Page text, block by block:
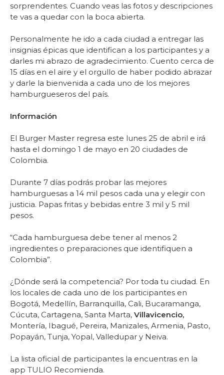
sorprendentes. Cuando veas las fotos y descripciones
te vas a quedar con la boca abierta.
Personalmente he ido a cada ciudad a entregar las
insignias épicas que identifican a los participantes y a
darles mi abrazo de agradecimiento. Cuento cerca de
15 días en el aire y el orgullo de haber podido abrazar
y darle la bienvenida a cada uno de los mejores
hamburgueseros del país.
Información
El Burger Master regresa este lunes 25 de abril e irá
hasta el domingo 1 de mayo en 20 ciudades de
Colombia.
Durante 7 días podrás probar las mejores
hamburguesas a 14 mil pesos cada una y elegir con
justicia. Papas fritas y bebidas entre 3 mil y 5 mil
pesos.
“Cada hamburguesa debe tener al menos 2
ingredientes o preparaciones que identifiquen a
Colombia”.
¿Dónde será la competencia? Por toda tu ciudad. En
los locales de cada uno de los participantes en
Bogotá, Medellín, Barranquilla, Cali, Bucaramanga,
Cúcuta, Cartagena, Santa Marta, Villavicencio,
Montería, Ibagué, Pereira, Manizales, Armenia, Pasto,
Popayán, Tunja, Yopal, Valledupar y Neiva.
La lista oficial de participantes la encuentras en la
app TULIO Recomienda.